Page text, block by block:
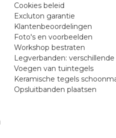
Cookies beleid
Excluton garantie
Klantenbeoordelingen
Foto's en voorbeelden
Workshop bestraten
Legverbanden:
Voegen van tuintegels
Keramische tegels
Opsluitbanden plaatsen